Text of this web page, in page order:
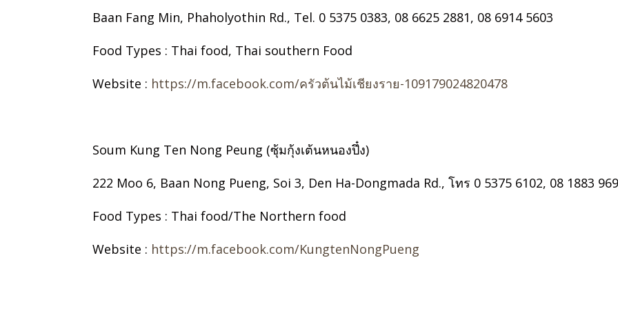
Baan Fang Min, Phaholyothin Rd., Tel. 0 5375 0383, 08 6625 2881, 08 6914 5603
Food Types : Thai food, Thai southern Food
Website : https://m.facebook.com/ครัวต้นไม้เชียงราย-109179024820478
Soum Kung Ten Nong Peung (ซุ้มกุ้งเต้นหนองปึ๋ง)
222 Moo 6, Baan Nong Pueng, Soi 3, Den Ha-Dongmada Rd., โทร 0 5375 6102, 08 1883
Food Types : Thai food/The Northern food
Website : https://m.facebook.com/KungtenNongPueng